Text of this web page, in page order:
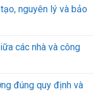
nguyên lý và bảo
các nhà và công
đúng quy định và